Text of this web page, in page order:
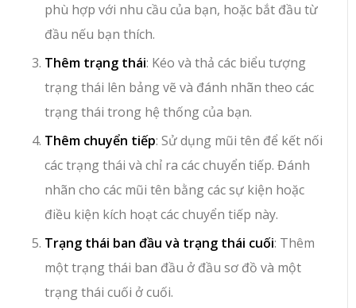
phù hợp với nhu cầu của bạn, hoặc bắt đầu từ
đầu nếu bạn thích.
Thêm trạng thái: Kéo và thả các biểu tượng
trạng thái lên bảng vẽ và đánh nhãn theo các
trạng thái trong hệ thống của bạn.
Thêm chuyển tiếp: Sử dụng mũi tên để kết nối
các trạng thái và chỉ ra các chuyển tiếp. Đánh
nhãn cho các mũi tên bằng các sự kiện hoặc
điều kiện kích hoạt các chuyển tiếp này.
Trạng thái ban đầu và trạng thái cuối: Thêm
một trạng thái ban đầu ở đầu sơ đồ và một
trạng thái cuối ở cuối.